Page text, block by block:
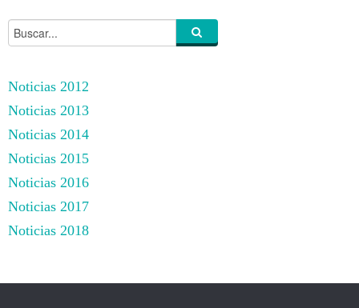
Noticias 2012
Noticias 2013
Noticias 2014
Noticias 2015
Noticias 2016
Noticias 2017
Noticias 2018